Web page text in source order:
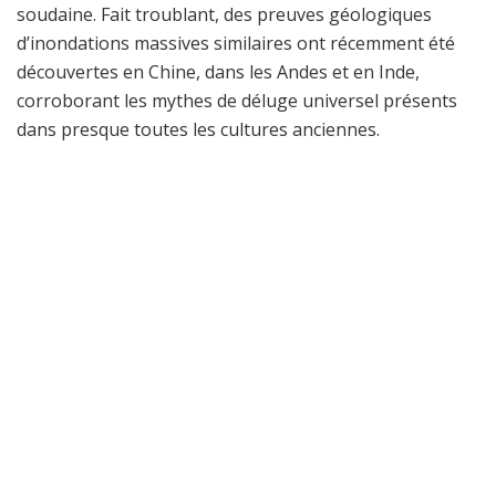
soudaine. Fait troublant, des preuves géologiques
d’inondations massives similaires ont récemment été
découvertes en Chine, dans les Andes et en Inde,
corroborant les mythes de déluge universel présents
dans presque toutes les cultures anciennes.